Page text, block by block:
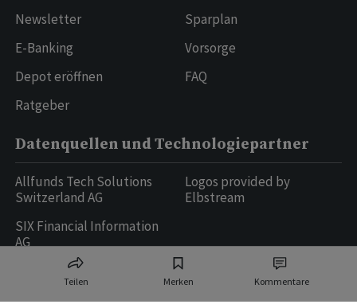
Teilen Merken Kommentare
Newsletter
E-Banking
Depot eröffnen
Ratgeber
Sparplan
Vorsorge
FAQ
Datenquellen und Technologiepartner
Allfunds Tech Solutions
Switzerland AG
SIX Financial Information
AG
Logos provided by
Elbstream
Ringier AG | Ringier Medien Schweiz